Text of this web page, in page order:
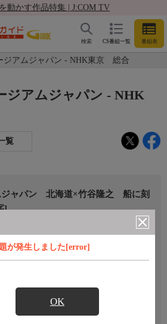
動かす作品特集 | J:COM TV
CS番組一覧 番組表
検索
ジアムジャパン - NHK東京 総合
が発生しました[error]
OK
ジアムジャパン - NHK
覧
ジャパン 北海道×竹谷隆之 船に刻
]
総合
録 アプリ視聴